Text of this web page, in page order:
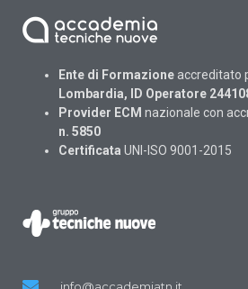
Ente di Formazione accreditato
Lombardia, ID Operatore
Provider ECM nazionale con
n. 5850
Certificata UNI-ISO 9001-2015
info@accademiatn.it